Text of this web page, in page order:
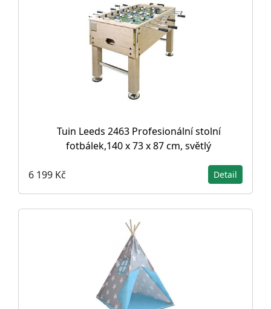
Tuin Leeds 2463 Profesionální stolní
fotbálek,140 x 73 x 87 cm, světlý
6 199 Kč Detail